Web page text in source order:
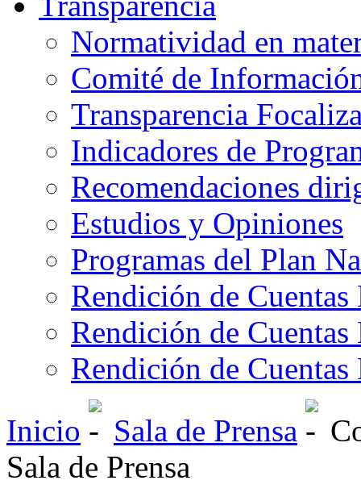
Normatividad en
Comité de
Transparencia
Indicadores de
Recomendaciones
Estudios y Opiniones
Programas del Plan
Rendición de Cuentas
Rendición de Cuentas
Rendición de
Inicio
Sala de Prensa
Sala de Prensa